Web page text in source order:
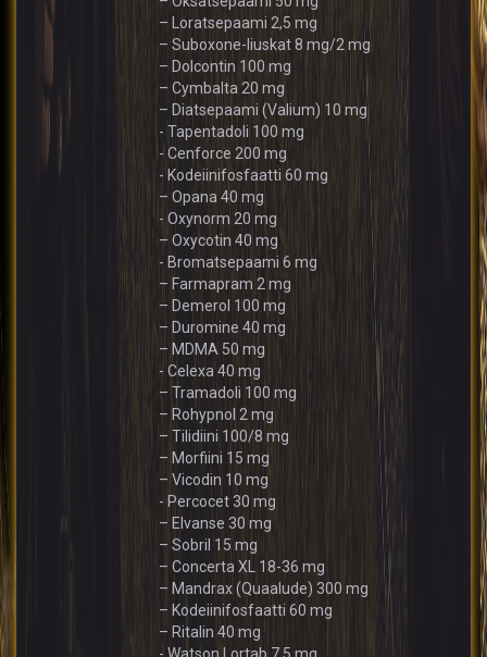
– Loratsepaami 2,5 mg
– Suboxone-liuskat 8 mg/2 mg
– Dolcontin 100 mg
– Cymbalta 20 mg
– Diatsepaami (Valium) 10 mg
- Tapentadoli 100 mg
- Cenforce 200 mg
- Kodeiinifosfaatti 60 mg
– Opana 40 mg
- Oxynorm 20 mg
– Oxycotin 40 mg
- Bromatsepaami 6 mg
– Farmapram 2 mg
– Demerol 100 mg
– Duromine 40 mg
– MDMA 50 mg
- Celexa 40 mg
– Tramadoli 100 mg
– Rohypnol 2 mg
– Tilidiini 100/8 mg
– Morfiini 15 mg
– Vicodin 10 mg
- Percocet 30 mg
– Elvanse 30 mg
– Sobril 15 mg
– Concerta XL 18-36 mg
– Mandrax (Quaalude) 300 mg
– Kodeiinifosfaatti 60 mg
– Ritalin 40 mg